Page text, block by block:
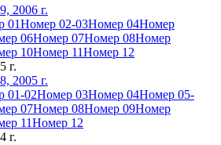
2006 г.
01Номер 02-03Номер 04Номер
06Номер 07Номер 08Номер
10Номер 11Номер 12
г.
2005 г.
01-02Номер 03Номер 04Номер 05-
07Номер 08Номер 09Номер
11Номер 12
г.